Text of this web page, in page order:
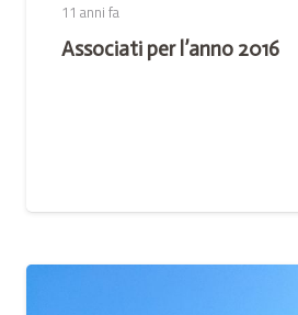
11 anni fa
Associati per l’anno 2016